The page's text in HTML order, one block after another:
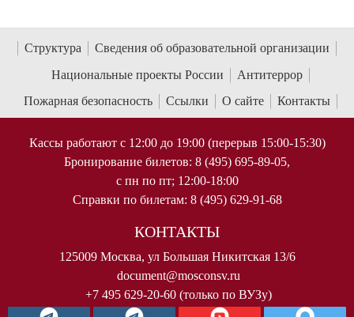
Структура
Сведения об образовательной организации
Национальные проекты России
Антитеррор
Пожарная безопасность
Ссылки О сайте Контакты
Кассы работают с 12:00 до 19:00 (перерыв 15:00-15:30)
Бронирование билетов: 8 (495) 695-89-05,
с пн по пт; 12:00-18:00
Справки по билетам: 8 (495) 629-91-68
КОНТАКТЫ
125009 Москва, ул Большая Никитская 13/6
document@mosconsv.ru
+7 495 629-20-60 (только по ВУЗу)